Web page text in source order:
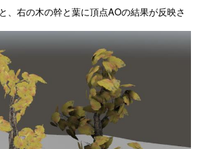
、右の木の幹と葉に頂点AOの結果が反映さ